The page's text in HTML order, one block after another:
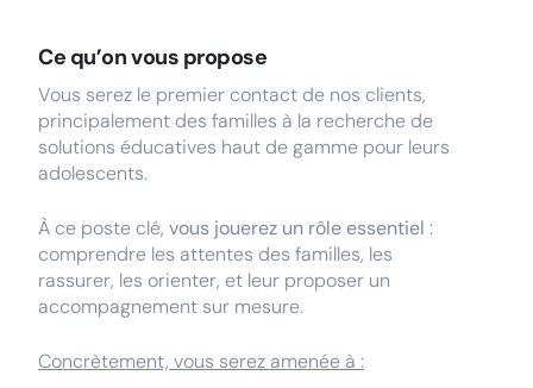
Ce qu’on vous propose
Vous serez le premier contact de nos clients,
principalement des familles à la recherche de
solutions éducatives haut de gamme pour leurs
adolescents.
À ce poste clé, vous jouerez un rôle essentiel :
comprendre les attentes des familles, les
rassurer, les orienter, et leur proposer un
accompagnement sur mesure.
Concrètement, vous serez amenée à :